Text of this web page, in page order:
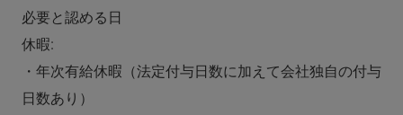
必要と認める日
休暇:
・年次有給休暇（法定付与日数に加えて会社独自の付与
日数あり）